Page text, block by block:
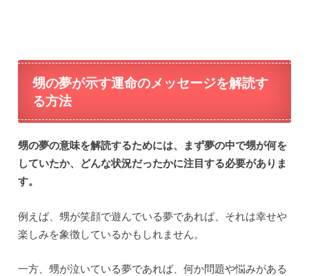
甥の夢が示す運命のメッセージを解読す
る方法
甥の夢の意味を解読するためには、まず夢の中で甥が何を
していたか、どんな状況だったかに注目する必要がありま
す。
例えば、甥が笑顔で遊んでいる夢であれば、それは幸せや
楽しみを象徴しているかもしれません。
一方、甥が泣いている夢であれば、何か問題や悩みがある